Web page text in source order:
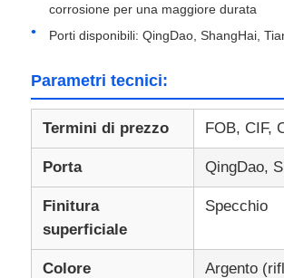
bobina di alluminio
Bobina di alluminio della striscia
Piastra a scacchi in alluminio
Alluminio impresso
corrosione per una maggiore durata
Porti disponibili: QingDao, ShangHai,
Parametri tecnici:
Termini di prezzo FOB, CIF,
Porta QingDao,
Finitura
superficiale
Specchio
Colore Argento